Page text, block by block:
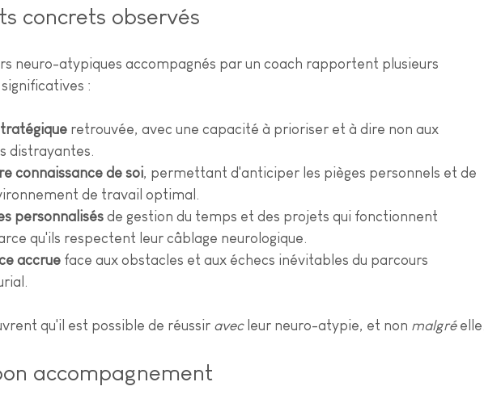
concrets observés
neuro-atypiques accompagnés par un coach rapportent plusieurs
:
retrouvée, avec une capacité à prioriser et à dire non aux
distrayantes.
connaissance de soi, permettant d'anticiper les pièges personnels et de
de travail optimal.
personnalisés de gestion du temps et des projets qui fonctionnent
qu'ils respectent leur câblage neurologique.
accrue face aux obstacles et aux échecs inévitables du parcours
qu'il est possible de réussir avec leur neuro-atypie, et non malgré elle.
accompagnement